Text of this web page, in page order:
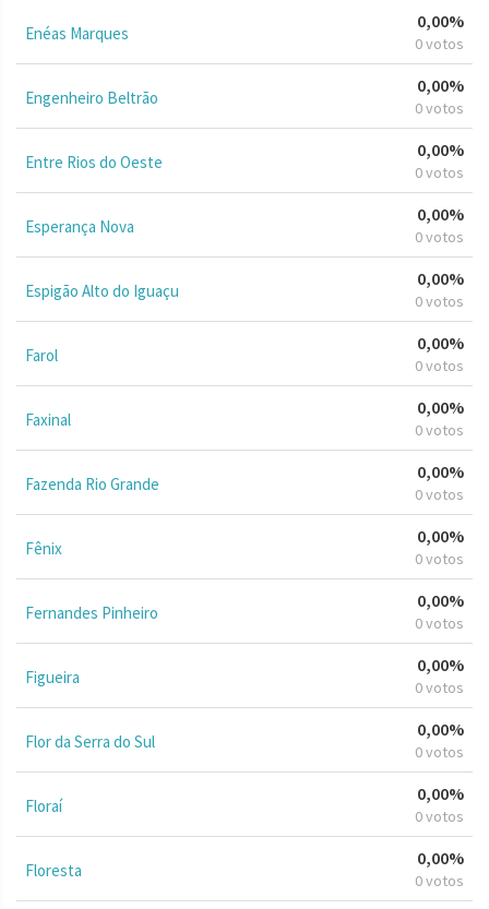
Enéas Marques
0,00%
0 votos
Engenheiro Beltrão
0,00%
0 votos
Entre Rios do Oeste
0,00%
0 votos
Esperança Nova
0,00%
0 votos
Espigão Alto do Iguaçu
0,00%
0 votos
Farol
0,00%
0 votos
Faxinal
0,00%
0 votos
Fazenda Rio Grande
0,00%
0 votos
Fênix
0,00%
0 votos
Fernandes Pinheiro
0,00%
0 votos
Figueira
0,00%
0 votos
Flor da Serra do Sul
0,00%
0 votos
Floraí
0,00%
0 votos
Floresta
0,00%
0 votos